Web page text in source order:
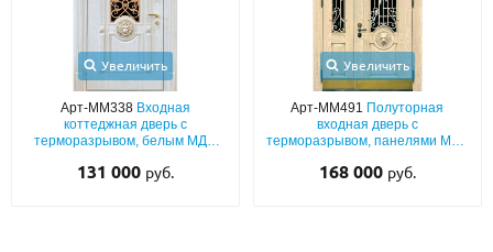
Увеличить
Арт-ММ338 Входная
коттеджная дверь с
терморазрывом, белым МДФ
капителями, стеклом и ковкой
131 000 руб.
Увеличить
Арт-ММ491 Полуторная
входная дверь с
терморазрывом, панелями MDF
стеклом и ковкой
168 000 руб.